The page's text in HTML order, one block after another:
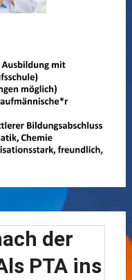
der
PTA ins